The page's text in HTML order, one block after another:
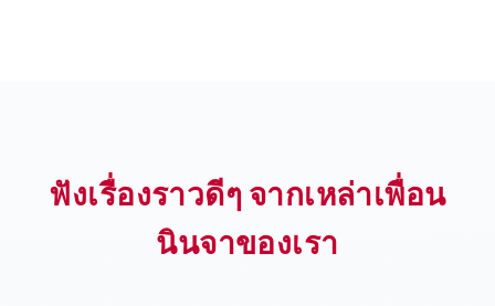
ฟังเรื่องราวดีๆ จากเหล่าเพื่อน
นินจาของเรา